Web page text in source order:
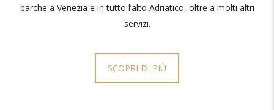
barche a Venezia e in tutto l’alto Adriatico, oltre a molti altri
servizi.
SCOPRI DI PIÙ